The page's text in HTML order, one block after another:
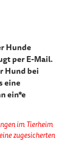
Hunde
per E-Mail.
Hund bei
eine
ein*e
im Tierheim
zugesicherten